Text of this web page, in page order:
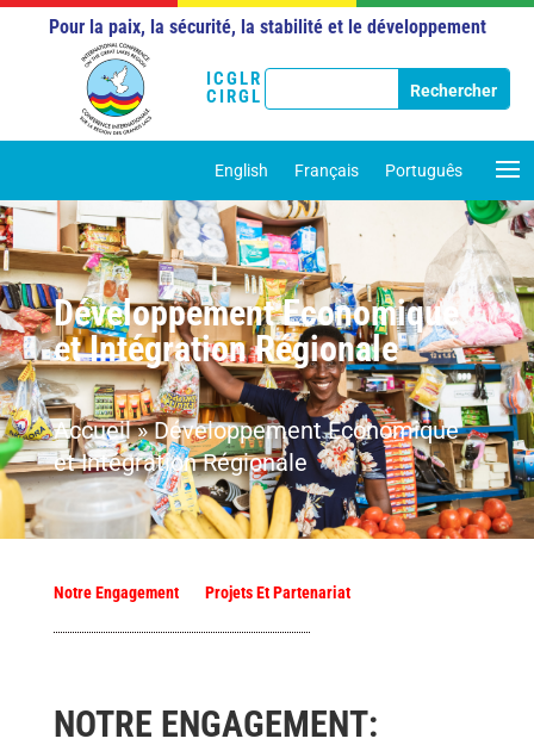
ICGLR
CIRGL
Pour la paix, la sécurité, la stabilité et le développement
English Français Português
Développement Economique
et Intégration Régionale
Accueil»Développement Economique
et Intégration Régionale
Notre Engagement Projets Et Partenariat
NOTRE ENGAGEMENT: